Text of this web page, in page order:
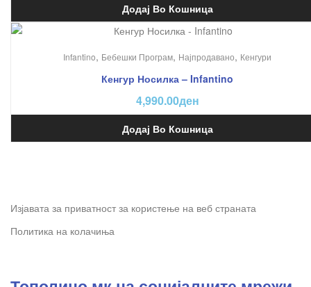
Додај Во Кошница
Infantino, Бебешки Програм, Најпродавано, Кенгури
Кенгур Носилка – Infantino
4,990.00ден
Додај Во Кошница
Изјавата за приватност за користење на веб страната
Политика на колачиња